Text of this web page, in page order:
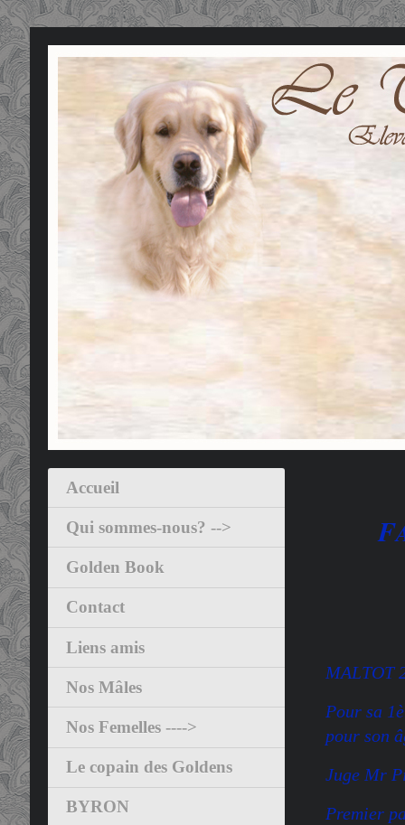
F
MALTOT
Pour sa
pour son
Juge Mr
Premier
Accueil
Qui sommes-nous? -->
Golden Book
Contact
Liens amis
Nos Mâles
Nos Femelles ---->
Le copain des Goldens
BYRON